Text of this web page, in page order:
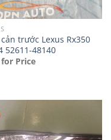
trước Lexus Rx350
52611-48140
for Price